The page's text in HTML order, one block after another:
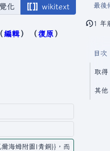
化 wikitext
編輯
復原
爾海姆附圖|青銅}}，而
最後
1 年
目次
取得
其他